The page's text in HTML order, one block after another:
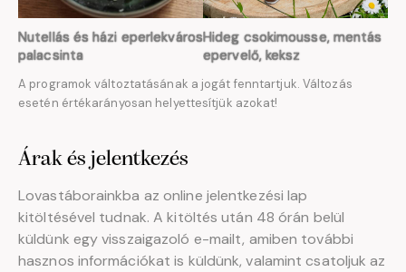
Nutellás és házi eperlekváros
palacsinta
Hideg csokimousse, mentás
epervelő, keksz
A programok változtatásának a jogát fenntartjuk. Változás
esetén értékarányosan helyettesítjük azokat!
Árak és jelentkezés
Lovastáborainkba az online jelentkezési lap
kitöltésével tudnak. A kitöltés után 48 órán belül
küldünk egy visszaigazoló e-mailt, amiben további
hasznos információkat is küldünk, valamint csatoljuk az